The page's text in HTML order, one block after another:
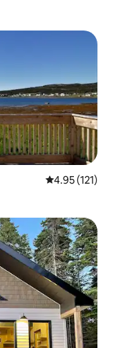
Calificación
4.95 (121)